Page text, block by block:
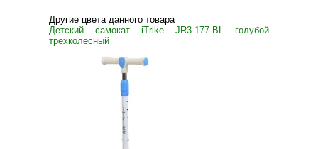
Другие цвета данного товара
Детский самокат iTrike JR3-177-BL голубой
трехколесный